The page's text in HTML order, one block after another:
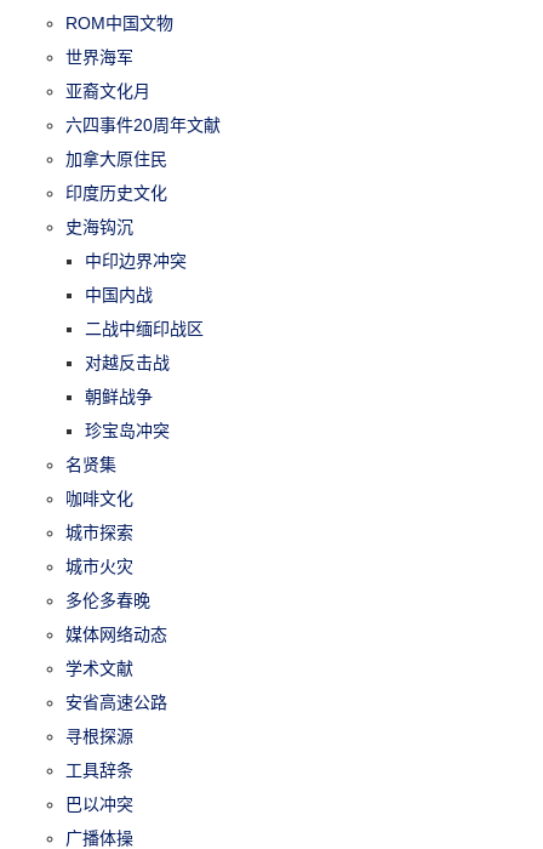
ROM中国文物
世界海军
亚裔文化月
六四事件20周年文献
加拿大原住民
印度历史文化
史海钩沉
中印边界冲突
中国内战
二战中缅印战区
对越反击战
朝鲜战争
珍宝岛冲突
名贤集
咖啡文化
城市探索
城市火灾
多伦多春晚
媒体网络动态
学术文献
安省高速公路
寻根探源
工具辞条
巴以冲突
广播体操